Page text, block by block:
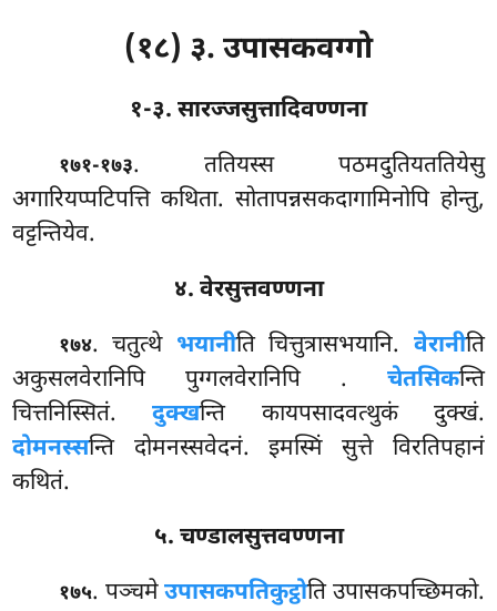
(१८) ३. उपासकवग्गो
१-३. सारज्जसुत्तादिवण्णना
१७१-१७३. ततियस्स पठमदुतियततियेसु
अगारियप्पटिपत्ति कथिता. सोतापन्नसकदागामिनोपि होन्तु,
वट्टन्तियेव.
४. वेरसुत्तवण्णना
१७४. चतुत्थे भयानीति चित्तुत्रासभयानि. वेरानीति
अकुसलवेरानिपि पुग्गलवेरानिपि . चेतसिकन्ति
चित्तनिस्सितं.दुक्खन्ति कायपसादवत्थुकं दुक्खं.
दोमनस्सन्ति दोमनस्सवेदनं. इमस्मिं सुत्ते विरतिपहानं
कथितं.
५. चण्डालसुत्तवण्णना
१७५. पञ्चमेउपासकपतिकुट्ठोति उपासकपच्छिमको.